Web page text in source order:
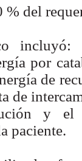
% del
incluyó:
por
de
de
y el
paciente.